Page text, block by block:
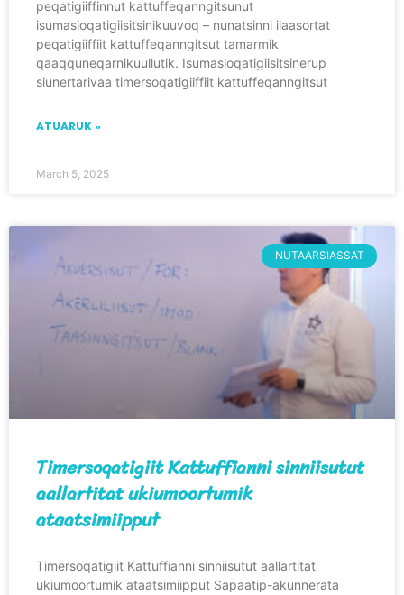
peqatigiiffinnut kattuffeqanngitsunut
isumasioqatigiisitsinikuuvoq – nunatsinni ilaasortat
peqatigiiffiit kattuffeqanngitsut tamarmik
qaaqquneqarnikuullutik. Isumasioqatigiisitsinerup
siunertarivaa timersoqatigiiffiit kattuffeqanngitsut
ATUARUK »
March 5, 2025
NUTAARSIASSAT
Timersoqatigiit Kattuffianni sinniisutut
aallartitat ukiumoortumik
ataatsimiipput
Timersoqatigiit Kattuffianni sinniisutut aallartitat
ukiumoortumik ataatsimiipput Sapaatip-akunnerata